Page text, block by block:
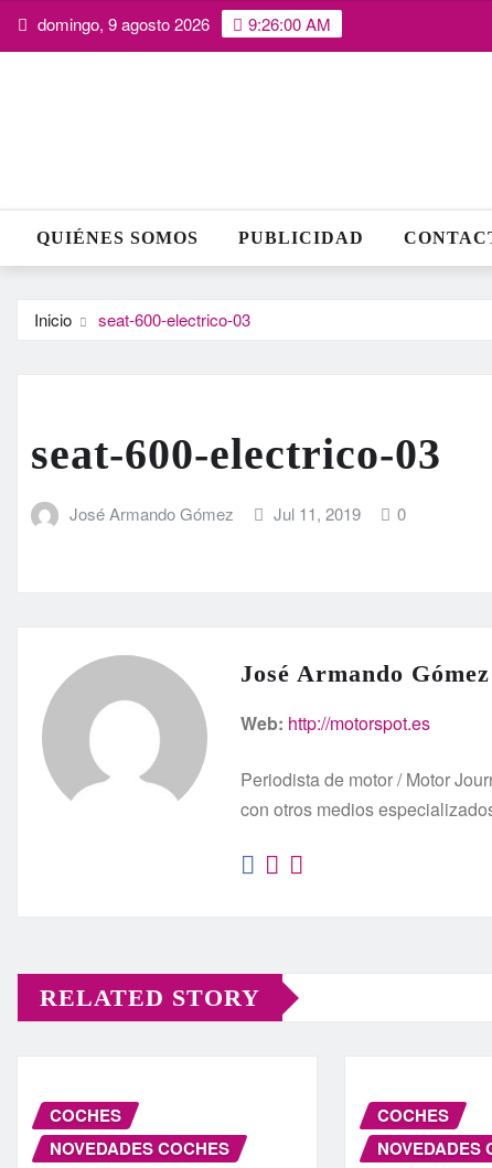
Saltardomingo, 9 agosto 2026 9:26:01 AM
QUIÉNES SOMOS PUBLICIDAD
Inicio seat-600-electrico-03
seat-600-electrico-03
José Armando Gómez Jul 11, 2019 0
José Armando Gómez
Web: http://motorspot.es
Periodista de motor / Motor
con otros medios
RELATED STORY
COCHES
NOVEDADES COCHES
COCHES
NOVEDADES